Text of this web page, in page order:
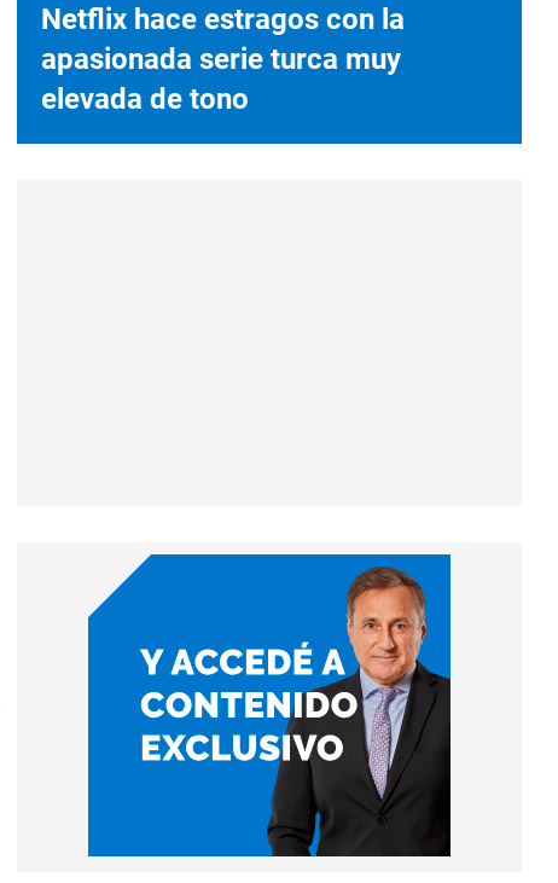
Netflix hace estragos con la
apasionada serie turca muy
elevada de tono